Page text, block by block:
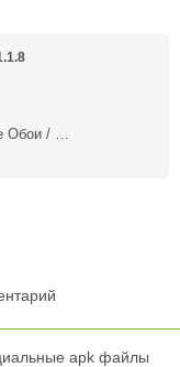
Обои / …
apk файлы